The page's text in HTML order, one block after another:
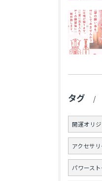
タグ
開運オリ
アクセサ
パワース